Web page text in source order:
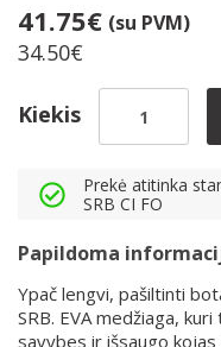
41.75€ (su PVM)
34.50€
Kiekis
Prekė atitinka
SRB CI FO
Papildoma
Ypač lengvi, pašiltinti
SRB. EVA medžiaga,
savybes ir išsaugo